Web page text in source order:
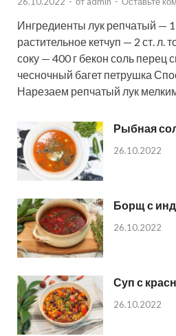
Ингредиенты лук репчатый —
растительное кетчуп — 2 ст. л.
соку — 400 г бекон соль перец
чесночный багет петрушка
Нарезаем репчатый лук
Рыбная
26.10.2022
Борщ с
26.10.2022
Суп с
26.10.2022